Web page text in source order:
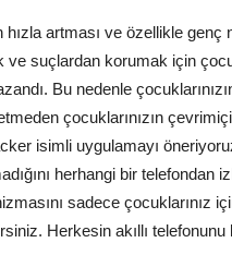
hızla artması ve özellikle
ve suçlardan korumak için
Bu nedenle
çocuklarınızın
isimli uygulamayı
herhangi bir telefondan
sadece çocuklarınız
Herkesin akıllı